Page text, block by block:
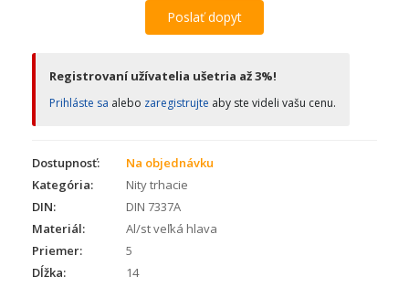
Poslať dopyt
Registrovaní užívatelia ušetria až 3%!
Prihláste sa alebo zaregistrujte aby ste videli vašu cenu.
Dostupnosť:
Na objednávku
Kategória:
Nity trhacie
DIN:
DIN 7337A
Materiál:
Al/st veľká hlava
Priemer:
5
Dĺžka:
14